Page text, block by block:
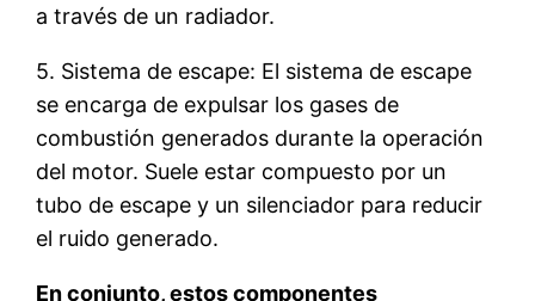
a través de un radiador.
5. Sistema de escape: El sistema de escape
se encarga de expulsar los gases de
combustión generados durante la operación
del motor. Suele estar compuesto por un
tubo de escape y un silenciador para reducir
el ruido generado.
En conjunto, estos componentes